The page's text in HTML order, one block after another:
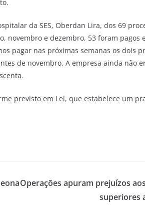
da SES, Oberdan Lira, dos 69
novembro e dezembro, 53 foram pagos
pagar nas próximas semanas os dois
de novembro. A empresa ainda não
previsto em Lei, que estabelece um
Operações apuram prejuízos
superiores